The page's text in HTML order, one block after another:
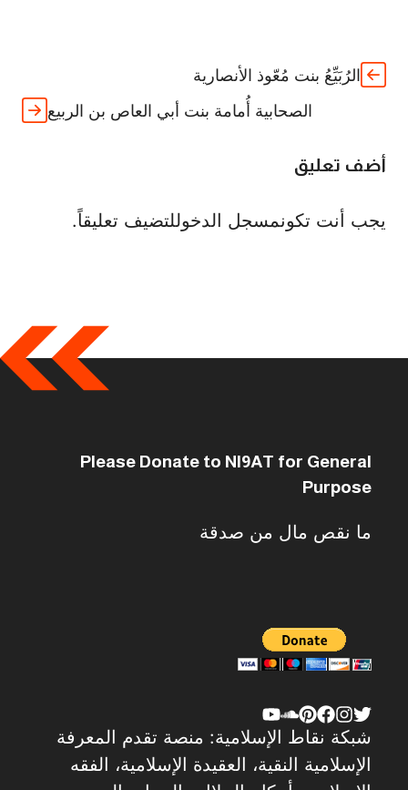
الرُبَيِّعُ بنت مُعّوذ الأنصارية
الصحابية أُمامة بنت أبي العاص بن الربيع
أضف تعليق
يجب أنت تكونمسجل الدخوللتضيف تعليقاً.
Please Donate to NI9AT for General
Purpose
ما نقص مال من صدقة
شبكة نقاط الإسلامية: منصة تقدم المعرفة
الإسلامية النقية، العقيدة الإسلامية، الفقه